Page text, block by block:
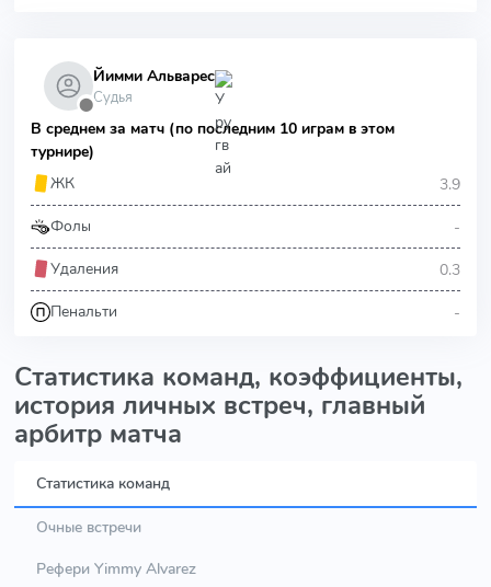
⬤
Йимми Альварес
Судья
В среднем за матч (по последним 10 играм в этом
турнире)
ЖК
3.9
Фолы -
Удаления 0.3
Пенальти -
Статистика команд, коэффициенты,
история личных встреч, главный
арбитр матча
Статистика команд
Очные встречи
Рефери Yimmy Alvarez